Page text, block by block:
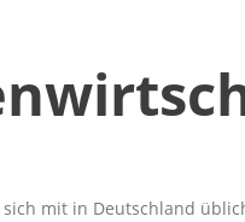
mit in Deutschland